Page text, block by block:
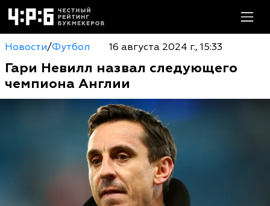
Новости/Футбол 16 августа 2024 г., 15:33
Гари Невилл назвал следующего
чемпиона Англии